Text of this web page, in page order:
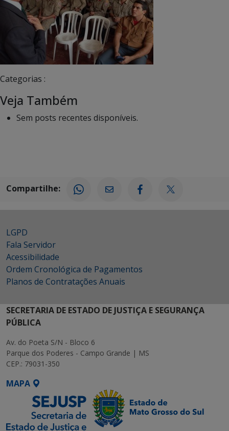
Categorias :
Veja Também
Sem posts recentes disponíveis.
Compartilhe:
LGPD
Fala Servidor
Acessibilidade
Ordem Cronológica de Pagamentos
Planos de Contratações Anuais
SECRETARIA DE ESTADO DE JUSTIÇA E SEGURANÇA
PÚBLICA
Av. do Poeta S/N - Bloco 6
Parque dos Poderes - Campo Grande | MS
CEP.: 79031-350
MAPA